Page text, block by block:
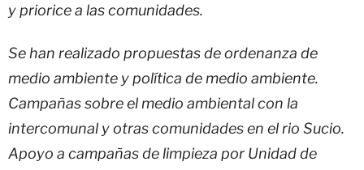
y priorice a las comunidades.
Se han realizado propuestas de ordenanza de
medio ambiente y política de medio ambiente.
Campañas sobre el medio ambiental con la
intercomunal y otras comunidades en el rio Sucio.
Apoyo a campañas de limpieza por Unidad de